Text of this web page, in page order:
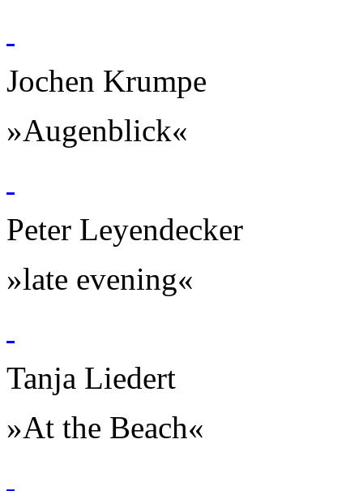
Jochen Krumpe
»Augenblick«
Peter Leyendecker
»late evening«
Tanja Liedert
»At the Beach«